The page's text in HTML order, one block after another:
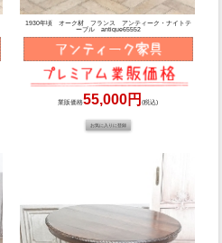
1930年頃 オーク材 フランス アンティーク・ナイトテ
ーブル antique65552
業販価格55,000円(税込)